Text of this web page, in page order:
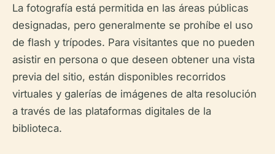
La fotografía está permitida en las áreas públicas
designadas, pero generalmente se prohíbe el uso
de flash y trípodes. Para visitantes que no pueden
asistir en persona o que deseen obtener una vista
previa del sitio, están disponibles recorridos
virtuales y galerías de imágenes de alta resolución
a través de las plataformas digitales de la
biblioteca.